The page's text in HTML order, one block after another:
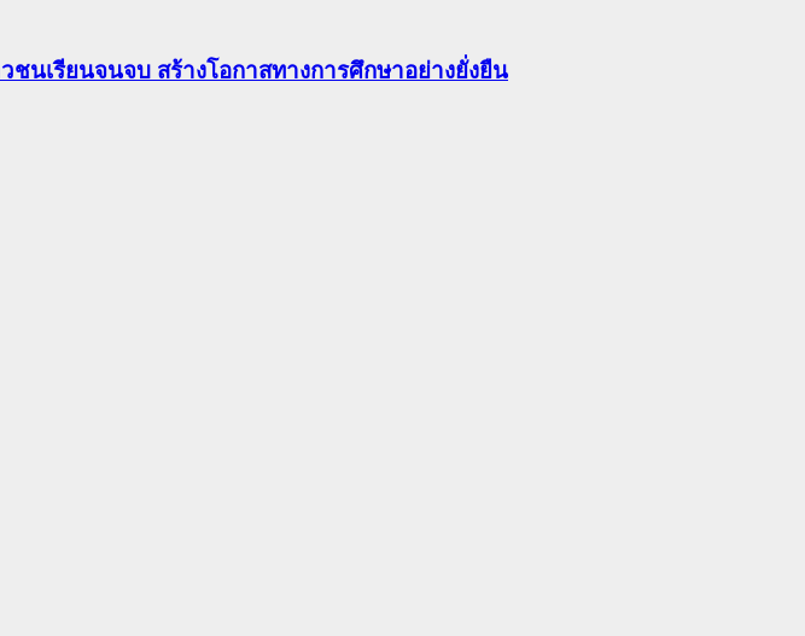
เรียนจนจบ สร้างโอกาสทางการศึกษาอย่างยั่งยืน